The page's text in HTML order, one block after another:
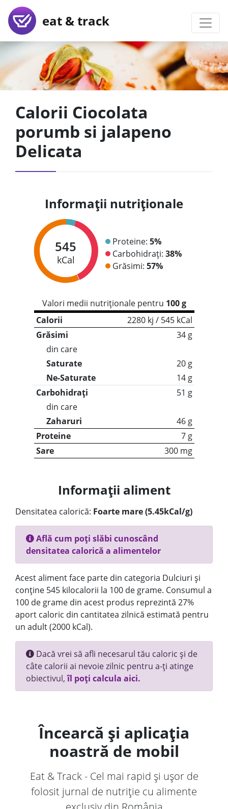
eat & track
Calorii Ciocolata
porumb si jalapeno
Delicata
Informații nutriționale
545
kCal
Proteine: 5%
Carbohidrați: 38%
Grăsimi: 57%
Valori medii nutriționale pentru 100 g
Calorii
2280 kj / 545 kCal
Grăsimi
34 g
din care
Saturate
20 g
Ne-Saturate
14 g
Carbohidrați
51 g
din care
Zaharuri
46 g
Proteine
7 g
Sare
300 mg
Informații aliment
Densitatea calorică: Foarte mare (5.45kCal/g)
Află cum poți slăbi cunoscând
densitatea calorică a alimentelor
Acest aliment face parte din categoria Dulciuri și
conține 545 kilocalorii la 100 de grame. Consumul a
100 de grame din acest produs reprezintă 27%
aport caloric din cantitatea zilnică estimată pentru
un adult (2000 kCal).
Dacă vrei să afli necesarul tău caloric și de
câte calorii ai nevoie zilnic pentru a-ți atinge
obiectivul,îl poți calcula aici.
Încearcă și aplicația
noastră de mobil
Eat & Track - Cel mai rapid și ușor de
folosit jurnal de nutriție cu alimente